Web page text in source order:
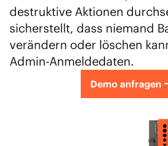
destruktive Aktionen
sicherstellt, dass niemand
verändern oder löschen
Admin-Anmeldedaten.
Demo anfragen